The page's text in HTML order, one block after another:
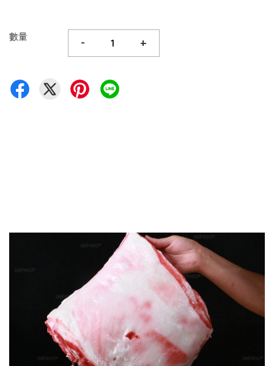
數量 - +